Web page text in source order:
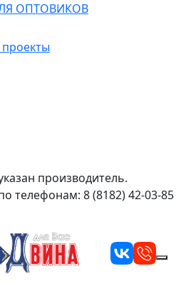
ОПТОВИКОВ
производитель.
телефонам: 8 (8182) 42-03-85